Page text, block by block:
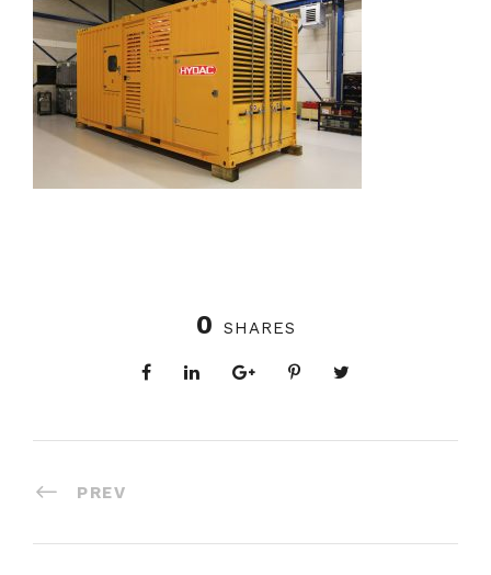
0 SHARES
PREV